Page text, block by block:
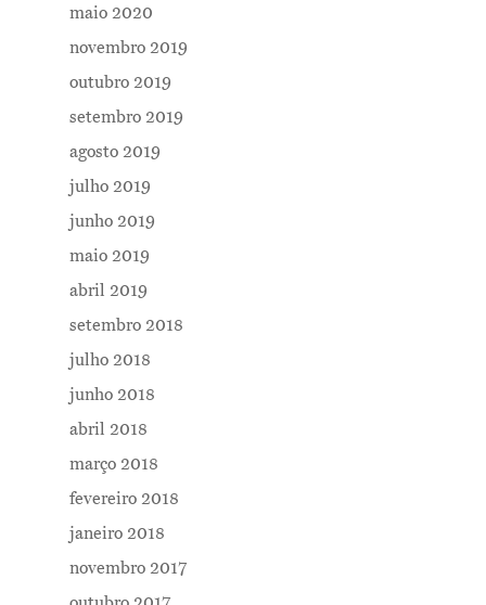
maio 2020
novembro 2019
outubro 2019
setembro 2019
agosto 2019
julho 2019
junho 2019
maio 2019
abril 2019
setembro 2018
julho 2018
junho 2018
abril 2018
março 2018
fevereiro 2018
janeiro 2018
novembro 2017